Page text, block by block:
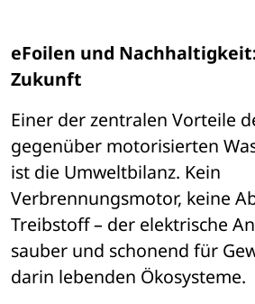
eFoilen und
Zukunft
Einer der zentralen Vorteile
gegenüber motorisierten
ist die Umweltbilanz. Kein
Verbrennungsmotor, keine
Treibstoff – der elektrische
sauber und schonend für
darin lebenden Ökosysteme.